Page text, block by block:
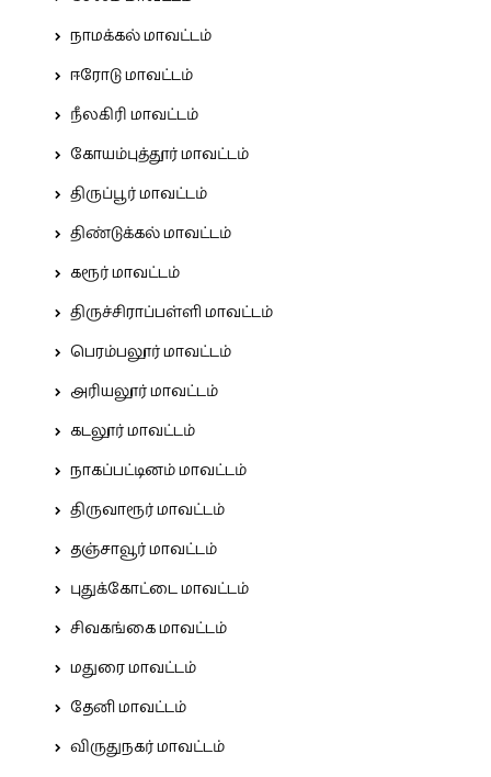
நாமக்கல் மாவட்டம்
ஈரோடு மாவட்டம்
நீலகிரி மாவட்டம்
கோயம்புத்தூர் மாவட்டம்
திருப்பூர் மாவட்டம்
திண்டுக்கல் மாவட்டம்
கரூர் மாவட்டம்
திருச்சிராப்பள்ளி மாவட்டம்
பெரம்பலூர் மாவட்டம்
அரியலூர் மாவட்டம்
கடலூர் மாவட்டம்
நாகப்பட்டினம் மாவட்டம்
திருவாரூர் மாவட்டம்
தஞ்சாவூர் மாவட்டம்
புதுக்கோட்டை மாவட்டம்
சிவகங்கை மாவட்டம்
மதுரை மாவட்டம்
தேனி மாவட்டம்
விருதுநகர் மாவட்டம்